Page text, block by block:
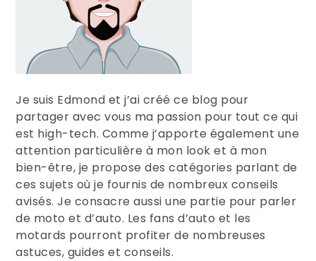
Je suis Edmond et j’ai créé ce blog pour
partager avec vous ma passion pour tout ce qui
est high-tech. Comme j’apporte également une
attention particulière à mon look et à mon
bien-être, je propose des catégories parlant de
ces sujets où je fournis de nombreux conseils
avisés. Je consacre aussi une partie pour parler
de moto et d’auto. Les fans d’auto et les
motards pourront profiter de nombreuses
astuces, guides et conseils.